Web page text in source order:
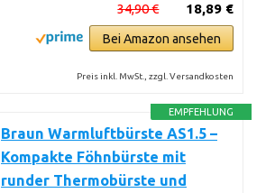
18,89 €
34,90 €
Bei Amazon ansehen
Preis inkl. MwSt., zzgl. Versandkosten
EMPFEHLUNG
Braun Warmluftbürste AS1.5 –
Kompakte Föhnbürste mit
runder Thermobürste und